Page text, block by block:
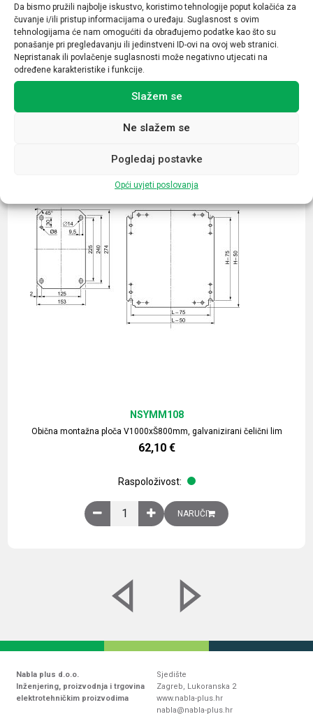
Da bismo pružili najbolje iskustvo, koristimo tehnologije poput kolačića za
čuvanje i/ili pristup informacijama o uređaju. Suglasnost s ovim
tehnologijama će nam omogućiti da obrađujemo podatke kao što su
ponašanje pri pregledavanju ili jedinstveni ID-ovi na ovoj web stranici.
Nepristanak ili povlačenje suglasnosti može negativno utjecati na
određene karakteristike i funkcije.
Slažem se
Ne slažem se
Pogledaj postavke
Opći uvjeti poslovanja
Sklopka
Povezani proizvodi
Obična montažna ploča V1000xŠ800mm, galvanizirani čelični lim
NSYMM108
62,10 €
Raspoloživost:
Obična montažna ploča V1000xŠ800mm,
NARUČI
Nabla plus d.o.o.
Inženjering, proizvodnja i trgovina
elektrotehničkim proizvodima
Sjedište
Zagreb, Lukoranska 2
www.nabla-plus.hr
nabla@nabla-plus.hr